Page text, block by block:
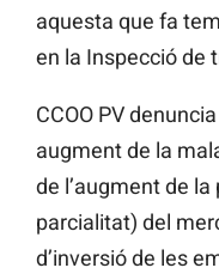
aquesta que fa
en la Inspecció de
CCOO PV
augment de la
de l’augment de
parcialitat) del
d’inversió de les